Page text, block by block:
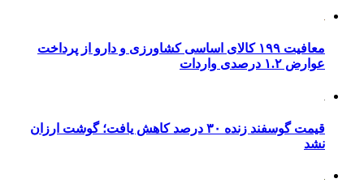
معافیت ۱۹۹ کالای اساسی کشاورزی و دارو از پرداخت
عوارض ۱.۲ درصدی واردات
قیمت گوسفند زنده ۳۰ درصد کاهش یافت؛ گوشت ارزان
نشد